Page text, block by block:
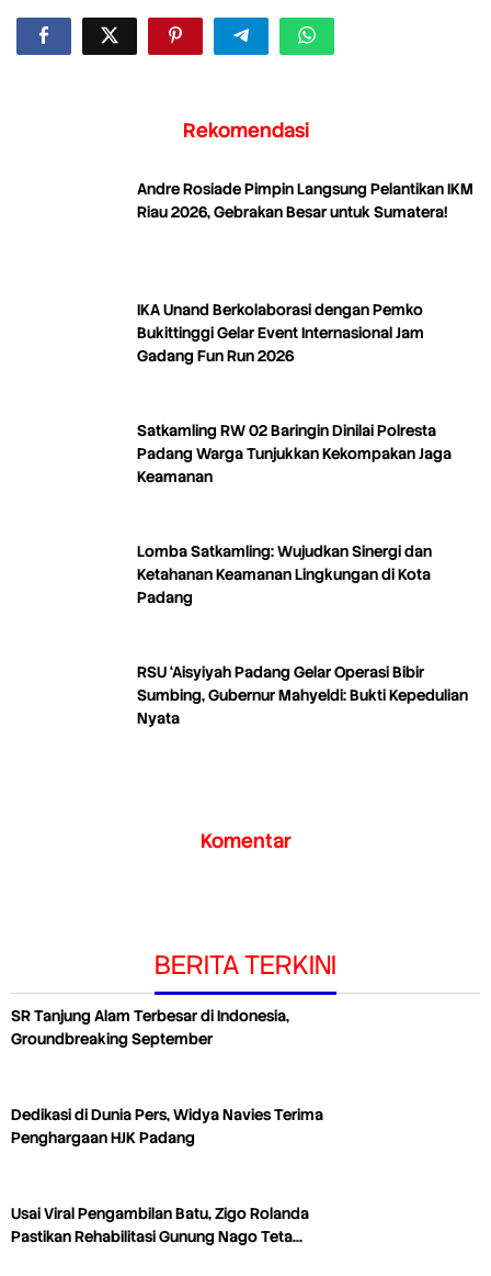
Rekomendasi
Andre Rosiade Pimpin Langsung Pelantikan IKM
Riau 2026, Gebrakan Besar untuk Sumatera!
IKA Unand Berkolaborasi dengan Pemko
Bukittinggi Gelar Event Internasional Jam
Gadang Fun Run 2026
Satkamling RW 02 Baringin Dinilai Polresta
Padang Warga Tunjukkan Kekompakan Jaga
Keamanan
Lomba Satkamling: Wujudkan Sinergi dan
Ketahanan Keamanan Lingkungan di Kota
Padang
RSU ‘Aisyiyah Padang Gelar Operasi Bibir
Sumbing, Gubernur Mahyeldi: Bukti Kepedulian
Nyata
Komentar
BERITA TERKINI
SR Tanjung Alam Terbesar di Indonesia,
Groundbreaking September
Dedikasi di Dunia Pers, Widya Navies Terima
Penghargaan HJK Padang
Usai Viral Pengambilan Batu, Zigo Rolanda
Pastikan Rehabilitasi Gunung Nago Teta…